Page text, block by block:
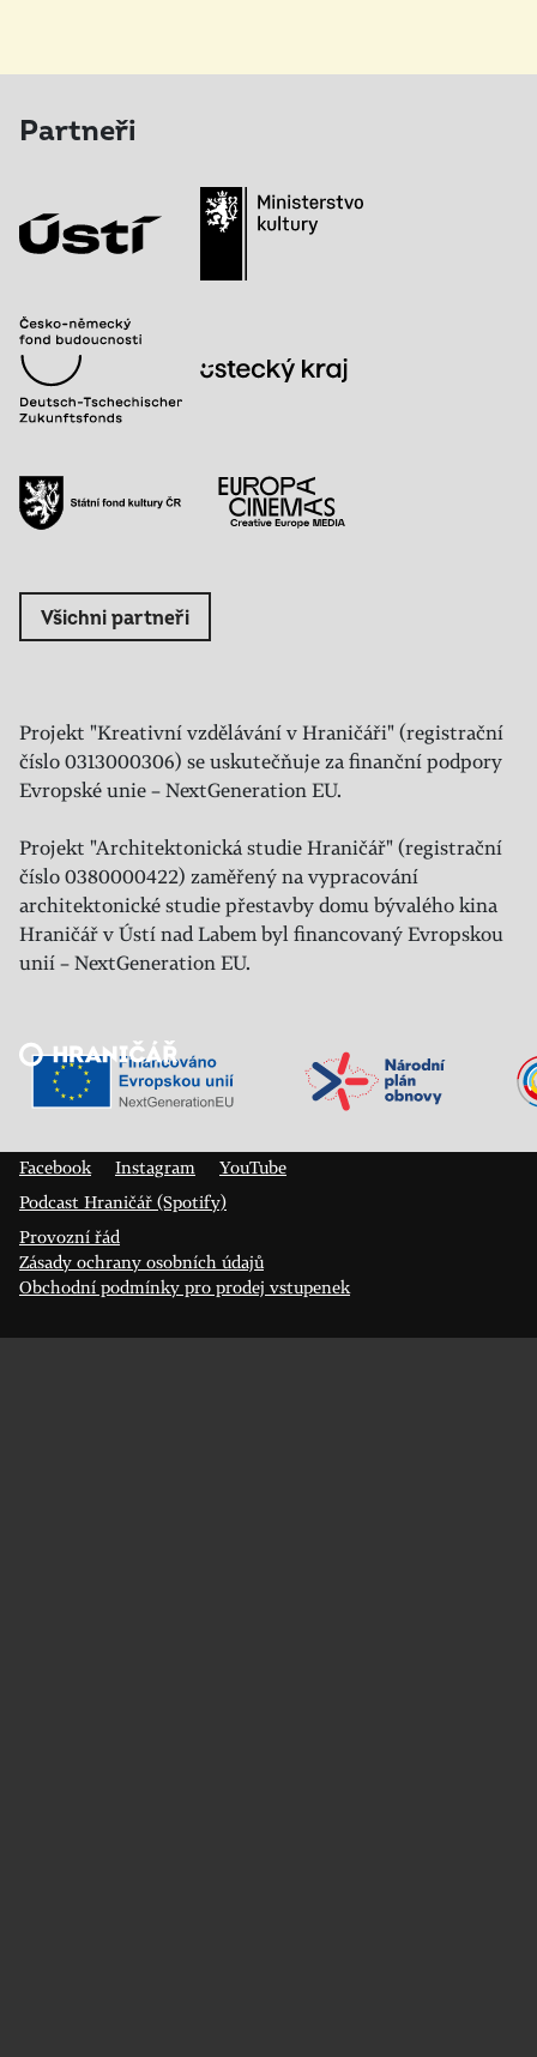
Partneři
Všichni partneři
Projekt "Kreativní vzdělávání v Hraničáři" (registrační
číslo 0313000306) se uskutečňuje za finanční podpory
Evropské unie – NextGeneration EU.
Projekt "Architektonická studie Hraničář" (registrační
číslo 0380000422) zaměřený na vypracování
architektonické studie přestavby domu bývalého kina
Hraničář v Ústí nad Labem byl financovaný Evropskou
unií – NextGeneration EU.
Veřejný sál Hraničář, spolek
Facebook
Instagram
YouTube
Podcast Hraničář (Spotify)
Provozní řád
Zásady ochrany osobních údajů
Obchodní podmínky pro prodej vstupenek